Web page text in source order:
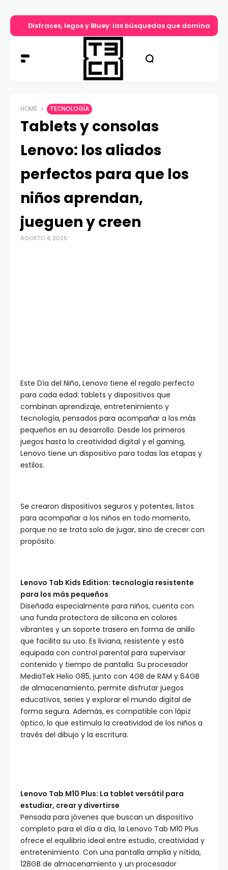
Disfraces, legos y Bluey: las búsquedas que dominan el
HOME TECNOLOGÍA
Tablets y consolas
Lenovo: los aliados
perfectos para que los
niños aprendan,
jueguen y creen
AGOSTO 4, 2025
Este Día del Niño, Lenovo tiene el regalo perfecto
para cada edad: tablets y dispositivos que
combinan aprendizaje, entretenimiento y
tecnología, pensados para acompañar a los más
pequeños en su desarrollo. Desde los primeros
juegos hasta la creatividad digital y el gaming,
Lenovo tiene un dispositivo para todas las etapas y
estilos.
Se crearon dispositivos seguros y potentes, listos
para acompañar a los niños en todo momento,
porque no se trata solo de jugar, sino de crecer con
propósito.
Lenovo Tab Kids Edition: tecnología resistente
para los más pequeños
Diseñada especialmente para niños, cuenta con
una funda protectora de silicona en colores
vibrantes y un soporte trasero en forma de anillo
que facilita su uso. Es liviana, resistente y está
equipada con control parental para supervisar
contenido y tiempo de pantalla. Su procesador
MediaTek Helio G85, junto con 4GB de RAM y 64GB
de almacenamiento, permite disfrutar juegos
educativos, series y explorar el mundo digital de
forma segura. Además, es compatible con lápiz
óptico, lo que estimula la creatividad de los niños a
través del dibujo y la escritura.
Lenovo Tab M10 Plus: La tablet versátil para
estudiar, crear y divertirse
Pensada para jóvenes que buscan un dispositivo
completo para el día a día, la Lenovo Tab M10 Plus
ofrece el equilibrio ideal entre estudio, creatividad y
entretenimiento. Con una pantalla amplia y nítida,
128GB de almacenamiento y un procesador